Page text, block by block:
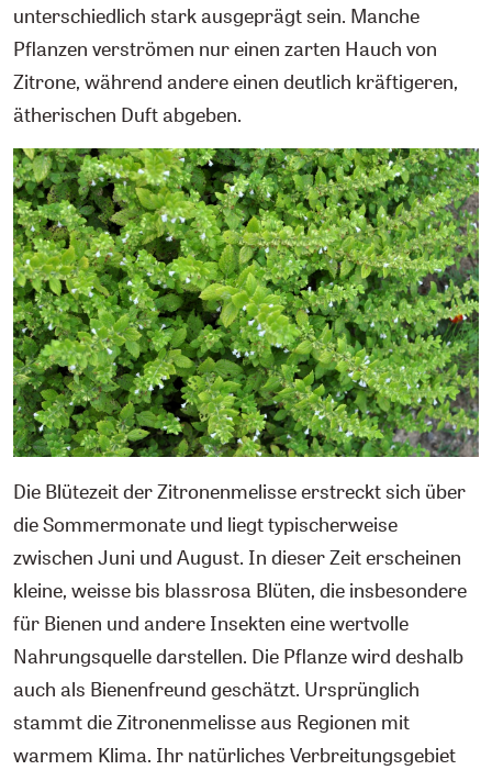
unterschiedlich stark ausgeprägt sein. Manche
Pflanzen verströmen nur einen zarten Hauch von
Zitrone, während andere einen deutlich kräftigeren,
ätherischen Duft abgeben.
Die Blütezeit der Zitronenmelisse erstreckt sich über
die Sommermonate und liegt typischerweise
zwischen Juni und August. In dieser Zeit erscheinen
kleine, weisse bis blassrosa Blüten, die insbesondere
für Bienen und andere Insekten eine wertvolle
Nahrungsquelle darstellen. Die Pflanze wird deshalb
auch als Bienenfreund geschätzt. Ursprünglich
stammt die Zitronenmelisse aus Regionen mit
warmem Klima. Ihr natürliches Verbreitungsgebiet